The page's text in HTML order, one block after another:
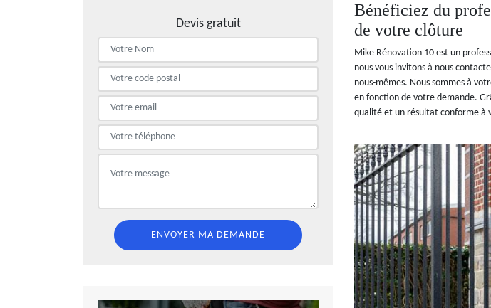
Devis gratuit
Bénéficiez du
de votre clôture
Mike Rénovation 10 est un
nous vous invitons à nous
nous-mêmes. Nous sommes à
en fonction de votre demande.
qualité et un résultat conforme à